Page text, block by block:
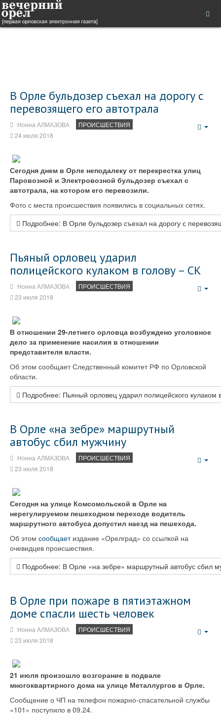
В Орле бульдозер съехал на дорогу с
перевозящего его автотрала
Нонна АЛМАЗОВА
ПРОИСШЕСТВИЯ
24 июля 2018
Сегодня днем в Орле неподалеку от перекрестка улиц
Паровозной и Электровозной бульдозер съехал с
автотрала, на котором его перевозили.
Фото с места происшествия появились в социальных сетях.
Подробнее: В Орле бульдозер съехал на дорогу с
Пьяный орловец ударил
полицейского кулаком в голову – СК
Нонна АЛМАЗОВА
ПРОИСШЕСТВИЯ
23 июля 2018
В отношении 29-летнего орловца возбуждено уголовное
дело за применение насилия в отношении
представителя власти.
Об этом сообщает Следственный комитет РФ по Орловской
области.
Подробнее: Пьяный орловец ударил полицейского кулаком
В Орле «на зебре» маршрутный
автобус сбил мужчину
Нонна АЛМАЗОВА
ПРОИСШЕСТВИЯ
23 июля 2018
Сегодня на улице Комсомольской в Орле на
нерегулируемом пешеходном переходе водитель
маршрутного автобуса допустил наезд на пешехода.
Об этом сообщает издание «Орелград» со ссылкой на
очевидцев происшествия.
Подробнее: В Орле «на зебре» маршрутный автобус сбил
В Орле при пожаре в пятиэтажном
доме спасли шесть человек
Нонна АЛМАЗОВА
ПРОИСШЕСТВИЯ
23 июля 2018
21 июля произошло возгорание в подвале
многоквартирного дома на улице Металлургов в Орле.
Сообщение о ЧП на телефон пожарно-спасательной службы
«101» поступило в 09.24.